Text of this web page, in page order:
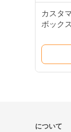
カスタ
ボック
について